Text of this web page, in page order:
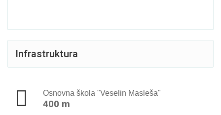
Infrastruktura
Osnovna škola "Veselin Masleša"
400 m